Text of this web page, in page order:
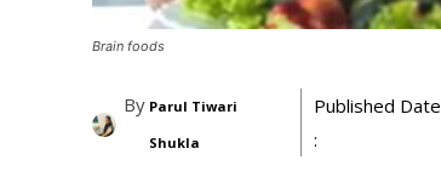
Brain foods
By Parul Tiwari
Shukla
Published Date
: